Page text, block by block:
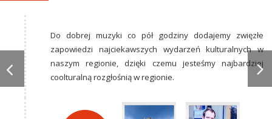
Do dobrej muzyki co pół godziny dodajemy zwięzłe
zapowiedzi najciekawszych wydarzeń kulturalnych w
naszym regionie, dzięki czemu jesteśmy najbardziej
coolturalną rozgłośnią w regionie.